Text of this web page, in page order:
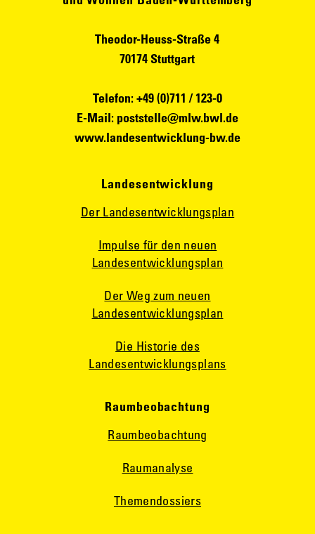
Theodor-Heuss-Straße 4
70174 Stuttgart
Telefon: +49 (0)711 / 123-0
E-Mail: poststelle@mlw.bwl.de
www.landesentwicklung-bw.de
Landesentwicklung
Der Landesentwicklungsplan
Impulse für den neuen
Landesentwicklungsplan
Der Weg zum neuen
Landesentwicklungsplan
Die Historie des
Landesentwicklungsplans
Raumbeobachtung
Raumbeobachtung
Raumanalyse
Themendossiers